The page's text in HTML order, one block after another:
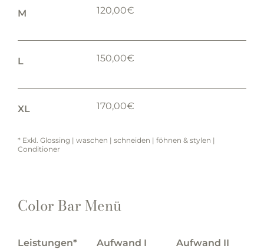
M 120,00€
L 150,00€
XL 170,00€
* Exkl. Glossing | waschen | schneiden | föhnen & stylen |
Conditioner
Color Bar Menü
Leistungen* Aufwand I Aufwand II